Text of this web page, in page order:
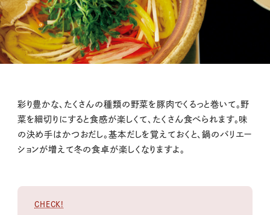
彩り豊かな、たくさんの種類の野菜を豚肉でくるっと巻いて。野
菜を細切りにすると食感が楽しくて、たくさん食べられます。味
の決め手はかつおだし。基本だしを覚えておくと、鍋のバリエー
ションが増えて冬の食卓が楽しくなりますよ。
CHECK!